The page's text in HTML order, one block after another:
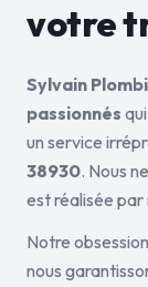
votre
Sylvain
passionnés
un service
38930. Nous
est réalisée par
Notre
nous